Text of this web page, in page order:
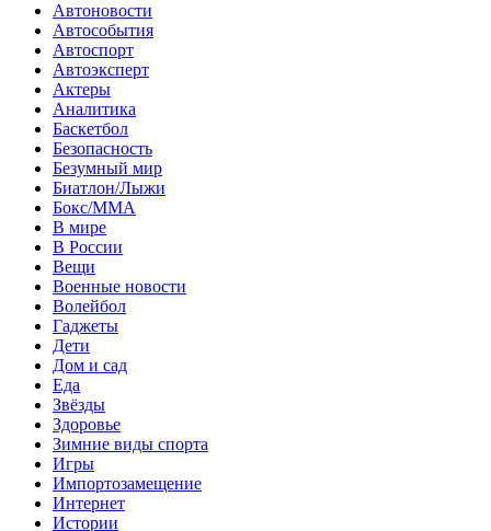
Автоновости
Автособытия
Автоспорт
Автоэксперт
Актеры
Аналитика
Баскетбол
Безопасность
Безумный мир
Биатлон/Лыжи
Бокс/MMA
В мире
В России
Вещи
Военные новости
Волейбол
Гаджеты
Дети
Дом и сад
Еда
Звёзды
Здоровье
Зимние виды спорта
Игры
Импортозамещение
Интернет
Истории